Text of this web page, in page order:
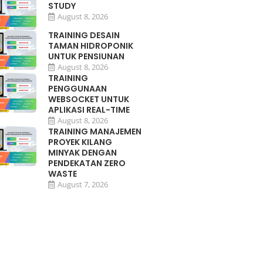
STUDY
August 8, 2026
TRAINING DESAIN
TAMAN HIDROPONIK
UNTUK PENSIUNAN
August 8, 2026
TRAINING
PENGGUNAAN
WEBSOCKET UNTUK
APLIKASI REAL-TIME
August 8, 2026
TRAINING MANAJEMEN
PROYEK KILANG
MINYAK DENGAN
PENDEKATAN ZERO
WASTE
August 7, 2026